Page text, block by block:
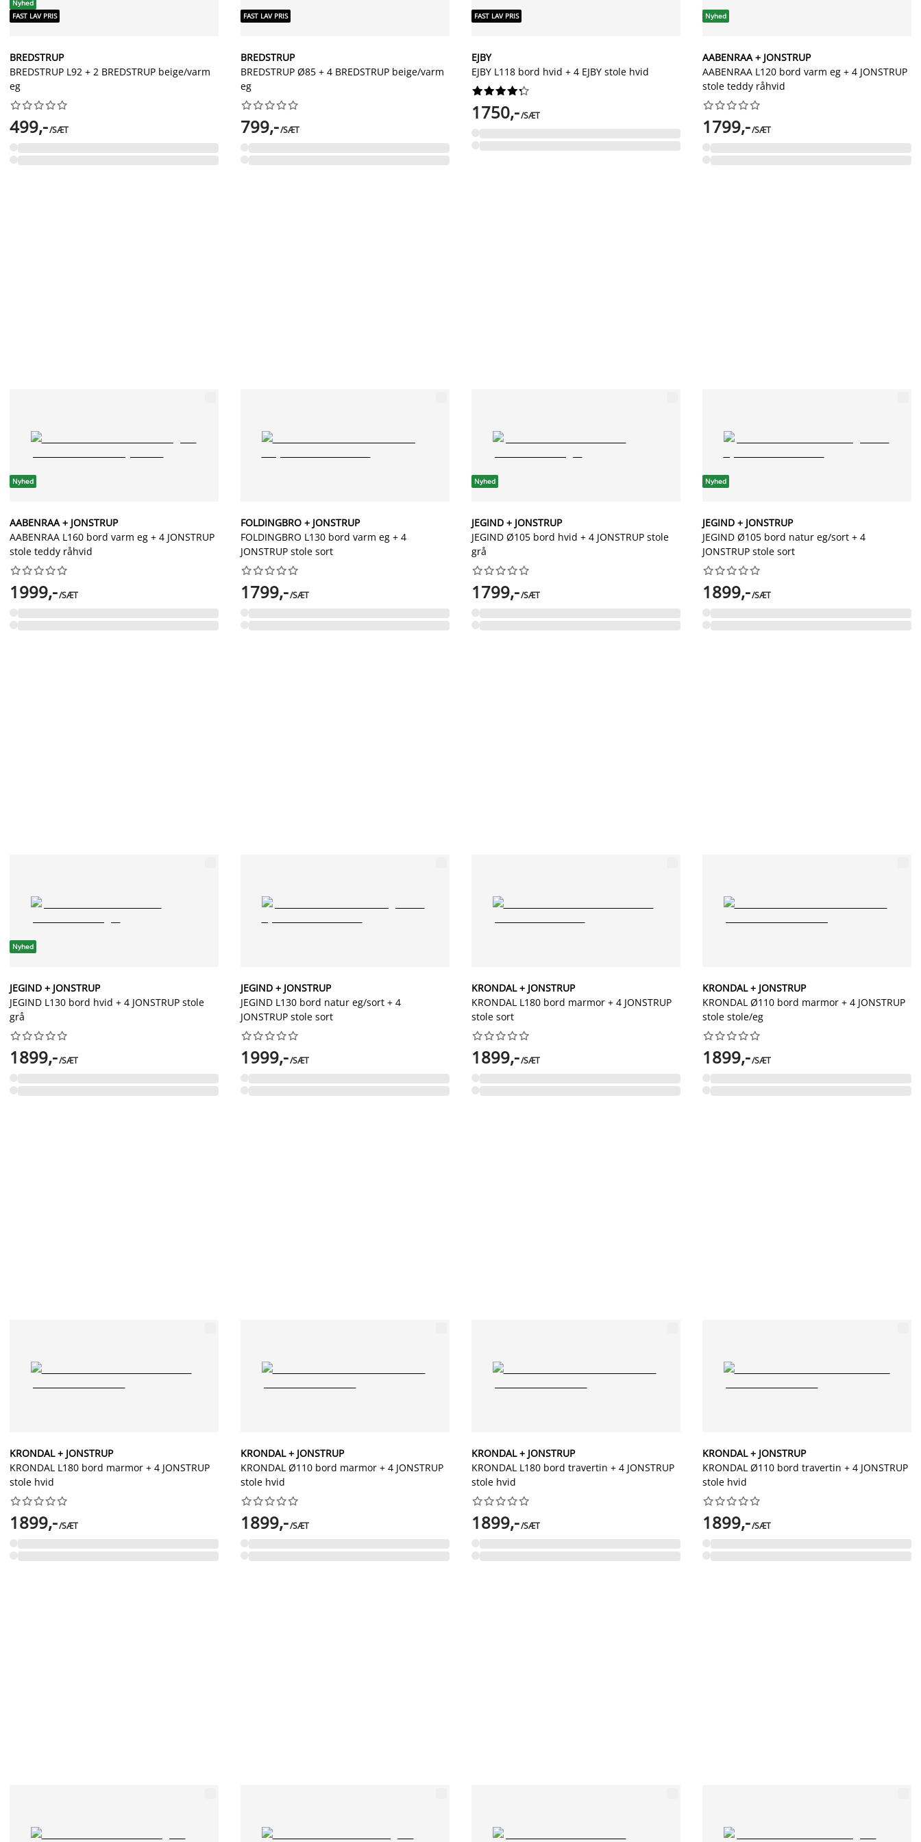
Nyhed
FAST LAV PRIS
BREDSTRUP
BREDSTRUP L92 + 2 BREDSTRUP beige/varm
eg






499,-/SÆT
FAST LAV PRIS
BREDSTRUP
BREDSTRUP Ø85 + 4 BREDSTRUP beige/varm
eg






799,-/SÆT
FAST LAV PRIS
EJBY
EJBY L118 bord hvid + 4 EJBY stole hvid






1750,-/SÆT
Nyhed
AABENRAA + JONSTRUP
AABENRAA L120 bord varm eg + 4 JONSTRUP
stole teddy råhvid






1799,-/SÆT
Nyhed
AABENRAA + JONSTRUP
AABENRAA L160 bord varm eg + 4 JONSTRUP
stole teddy råhvid






1999,-/SÆT
FOLDINGBRO + JONSTRUP
FOLDINGBRO L130 bord varm eg + 4
JONSTRUP stole sort






1799,-/SÆT
Nyhed
JEGIND + JONSTRUP
JEGIND Ø105 bord hvid + 4 JONSTRUP stole
grå






1799,-/SÆT
Nyhed
JEGIND + JONSTRUP
JEGIND Ø105 bord natur eg/sort + 4
JONSTRUP stole sort






1899,-/SÆT
Nyhed
JEGIND + JONSTRUP
JEGIND L130 bord hvid + 4 JONSTRUP stole
grå






1899,-/SÆT
JEGIND + JONSTRUP
JEGIND L130 bord natur eg/sort + 4
JONSTRUP stole sort






1999,-/SÆT
KRONDAL + JONSTRUP
KRONDAL L180 bord marmor + 4 JONSTRUP
stole sort






1899,-/SÆT
KRONDAL + JONSTRUP
KRONDAL Ø110 bord marmor + 4 JONSTRUP
stole stole/eg






1899,-/SÆT
KRONDAL + JONSTRUP
KRONDAL L180 bord marmor + 4 JONSTRUP
stole hvid






1899,-/SÆT
KRONDAL + JONSTRUP
KRONDAL Ø110 bord marmor + 4 JONSTRUP
stole hvid






1899,-/SÆT
KRONDAL + JONSTRUP
KRONDAL L180 bord travertin + 4 JONSTRUP
stole hvid






1899,-/SÆT
KRONDAL + JONSTRUP
KRONDAL Ø110 bord travertin + 4 JONSTRUP
stole hvid






1899,-/SÆT